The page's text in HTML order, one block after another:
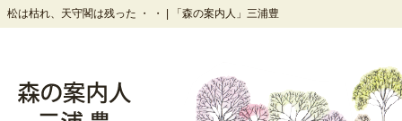
松は枯れ、天守閣は残った ・ ・ | 「森の案内人」三浦豊